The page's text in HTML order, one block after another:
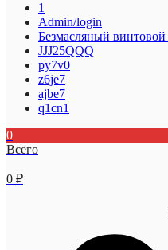
1
Admin/login
Безмасляный
JJJ25QQQ
py7v0
z6je7
ajbe7
q1cn1
0
Всего
0 ₽